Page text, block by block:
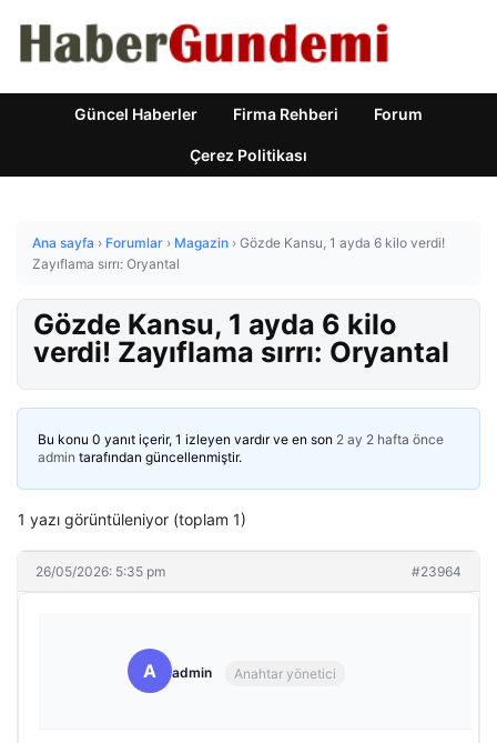
Güncel Haberler Firma Rehberi Forum
Çerez Politikası
Ana sayfa › Forumlar › Magazin › Gözde Kansu, 1 ayda 6 kilo verdi!
Zayıflama sırrı: Oryantal
Gözde Kansu, 1 ayda 6 kilo
verdi! Zayıflama sırrı: Oryantal
Bu konu 0 yanıt içerir, 1 izleyen vardır ve en son 2 ay 2 hafta önce
admin tarafından güncellenmiştir.
1 yazı görüntüleniyor (toplam 1)
26/05/2026: 5:35 pm #23964
A admin Anahtar yönetici